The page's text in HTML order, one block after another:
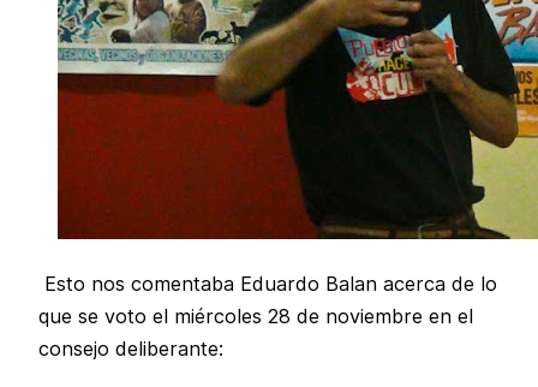
Esto nos comentaba Eduardo Balan acerca de lo
que se voto el miércoles 28 de noviembre en el
consejo deliberante: